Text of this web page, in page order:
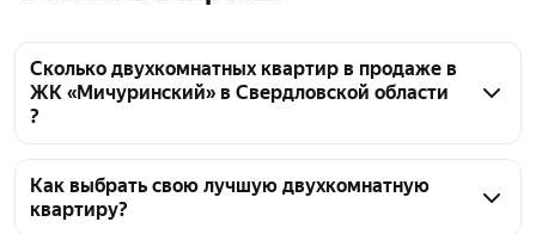
Сколько двухкомнатных квартир в продаже в
ЖК «Мичуринский» в Свердловской области
?
«Мичуринский» в Свердловской области 23
двухкомнатных квартиры, из них 3 объявления от
Как выбрать свою лучшую двухкомнатную
квартиру?